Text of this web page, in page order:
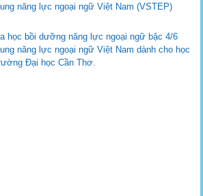
năng lực ngoại ngữ Việt Nam (VSTEP)
học bồi dưỡng năng lực ngoại ngữ bậc 4/6
năng lực ngoại ngữ Việt Nam dành cho học
Đại học Cần Thơ.